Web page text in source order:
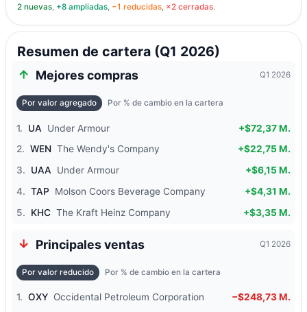
2 nuevas, +8 ampliadas, −1 reducidas, ×2 cerradas.
Resumen de cartera (Q1 2026)
Mejores compras Q1 2026
Por valor agregado Por % de cambio en la cartera
1. UA Under Armour
+$72,37 M.
2. WEN The Wendy's Company
+$22,75 M.
3.
UAA Under Armour
+$6,15 M.
4. TAP Molson Coors Beverage Company
+$4,31 M.
5.
KHC The Kraft Heinz Company +$3,35 M.
Principales ventas Q1 2026
Por valor reducido Por % de cambio en la cartera
1. OXY Occidental Petroleum Corporation −$248,73 M.